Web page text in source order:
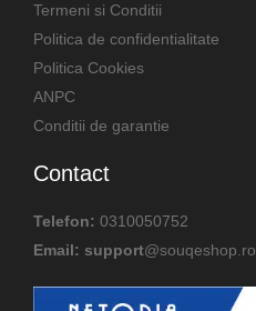
Termeni si Conditii
Politica de confidentialitate
Politica Cookies
ANPC
Conditii de garantie
Contact
Telefon: 0310050752
Email: support@souqeshop.ro